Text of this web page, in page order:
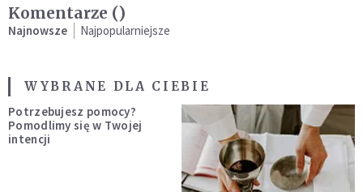
Komentarze ()
Najnowsze Najpopularniejsze
WYBRANE DLA CIEBIE
Potrzebujesz pomocy?
Pomodlimy się w Twojej
intencji